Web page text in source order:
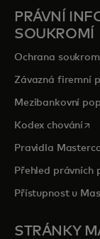
PRÁVNÍ
SOUKROMÍ
Ochrana
Závazná firemní
Mezibankovní
Kodex chování
Pravidla
Přehled právních
Přístupnost u
STRÁNKY